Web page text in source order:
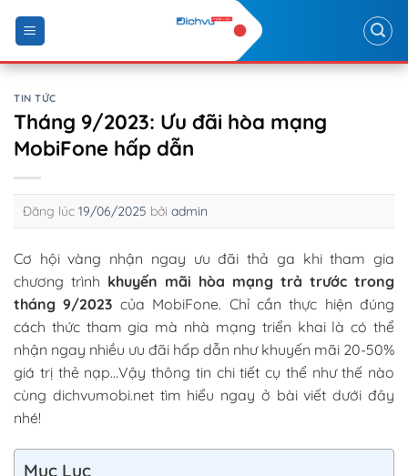
content
TIN TỨC
Tháng 9/2023: Ưu đãi hòa mạng
MobiFone hấp dẫn
Đăng lúc 19/06/2025 bởi admin
Cơ hội vàng nhận ngay ưu đãi thả ga khi tham gia
chương trình khuyến mãi hòa mạng trả trước trong
tháng 9/2023 của MobiFone. Chỉ cần thực hiện đúng
cách thức tham gia mà nhà mạng triển khai là có thể
nhận ngay nhiều ưu đãi hấp dẫn như khuyến mãi 20-50%
giá trị thẻ nạp…Vậy thông tin chi tiết cụ thể như thế nào
cùng dichvumobi.net tìm hiểu ngay ở bài viết dưới đây
nhé!
Mục Lục